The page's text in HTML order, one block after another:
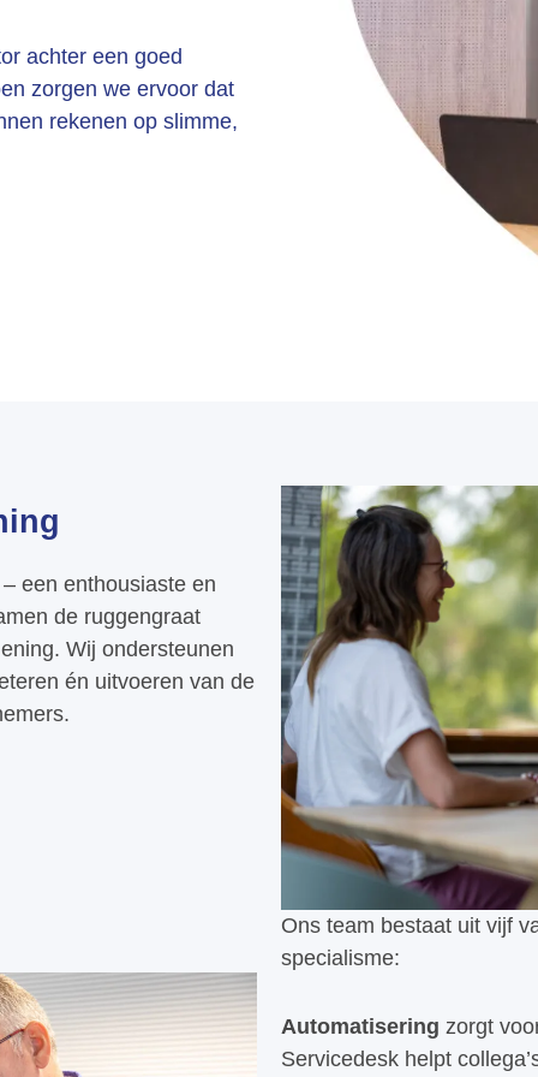
achter een goed
zorgen we ervoor dat
rekenen op slimme,
een enthousiaste en
de ruggengraat
Wij ondersteunen
én uitvoeren van de
Ons team bestaat uit vijf
specialisme:
Automatisering zorgt
Servicedesk helpt